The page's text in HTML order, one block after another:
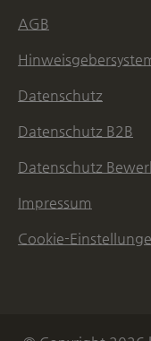
AGB
Datenschutz
Datenschutz B2B
Datenschutz
Impressum
Cookie-